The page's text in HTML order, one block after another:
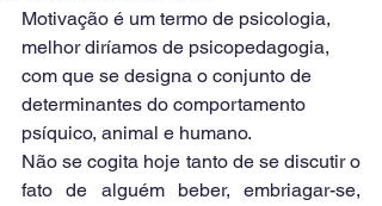
Motivação é um termo de psicologia,
melhor diríamos de psicopedagogia,
com que se designa o conjunto de
determinantes do comportamento
psíquico, animal e humano.
Não se cogita hoje tanto de se discutir o
fato de alguém beber, embriagar-se,